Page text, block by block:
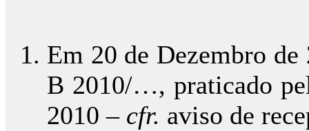
Em 20 de Dezembro
B 2010/…, praticado
2010 – cfr. aviso de